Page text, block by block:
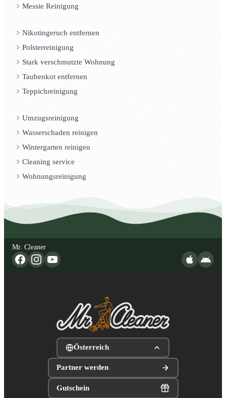
Messie Reinigung
Nikotingeruch entfernen
Polsterreinigung
Stark verschmutzte Wohnung
Taubenkot entfernen
Teppichreinigung
Umzugsreinigung
Wasserschaden reinigen
Wintergarten reinigen
Cleaning service
Wohnungsreinigung
Mr. Cleaner
Österreich
Partner werden
Gutschein